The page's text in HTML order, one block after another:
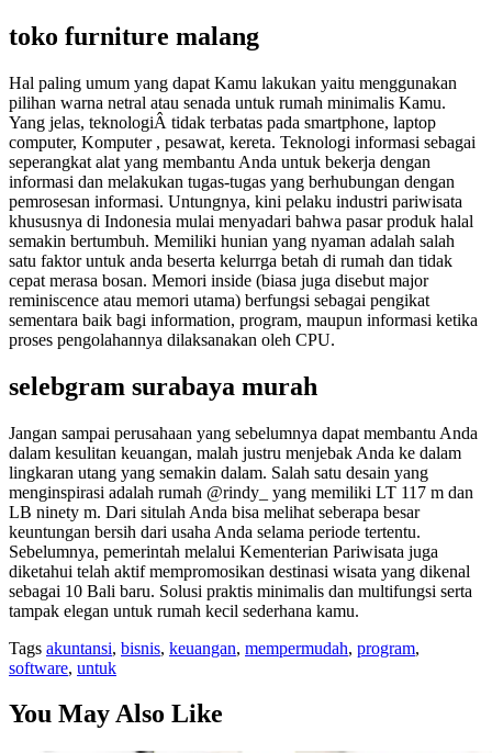
toko furniture malang
Hal paling umum yang dapat Kamu lakukan yaitu menggunakan
pilihan warna netral atau senada untuk rumah minimalis Kamu.
Yang jelas, teknologiÂ tidak terbatas pada smartphone, laptop
computer, Komputer , pesawat, kereta. Teknologi informasi sebagai
seperangkat alat yang membantu Anda untuk bekerja dengan
informasi dan melakukan tugas-tugas yang berhubungan dengan
pemrosesan informasi. Untungnya, kini pelaku industri pariwisata
khususnya di Indonesia mulai menyadari bahwa pasar produk halal
semakin bertumbuh. Memiliki hunian yang nyaman adalah salah
satu faktor untuk anda beserta kelurrga betah di rumah dan tidak
cepat merasa bosan. Memori inside (biasa juga disebut major
reminiscence atau memori utama) berfungsi sebagai pengikat
sementara baik bagi information, program, maupun informasi ketika
proses pengolahannya dilaksanakan oleh CPU.
selebgram surabaya murah
Jangan sampai perusahaan yang sebelumnya dapat membantu Anda
dalam kesulitan keuangan, malah justru menjebak Anda ke dalam
lingkaran utang yang semakin dalam. Salah satu desain yang
menginspirasi adalah rumah @rindy_ yang memiliki LT 117 m dan
LB ninety m. Dari situlah Anda bisa melihat seberapa besar
keuntungan bersih dari usaha Anda selama periode tertentu.
Sebelumnya, pemerintah melalui Kementerian Pariwisata juga
diketahui telah aktif mempromosikan destinasi wisata yang dikenal
sebagai 10 Bali baru. Solusi praktis minimalis dan multifungsi serta
tampak elegan untuk rumah kecil sederhana kamu.
Tags akuntansi, bisnis, keuangan, mempermudah, program,
software, untuk
You May Also Like